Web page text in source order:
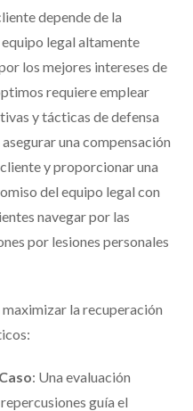
depende de la
legal altamente
los mejores intereses de
requiere emplear
y tácticas de defensa
una compensación
y proporcionar una
del equipo legal con
navegar por las
por lesiones personales
la recuperación
: Una evaluación
guía el